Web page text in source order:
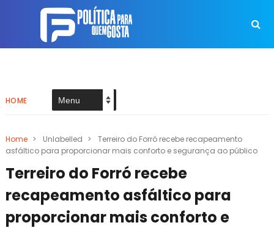
HOME
Home > Unlabelled >
Terreiro do Forró recebe recapeamento
asfáltico para proporcionar mais conforto e segurança ao público
Terreiro do Forró recebe
recapeamento asfáltico para
proporcionar mais conforto e